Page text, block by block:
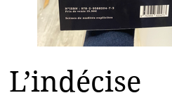
L’indécise